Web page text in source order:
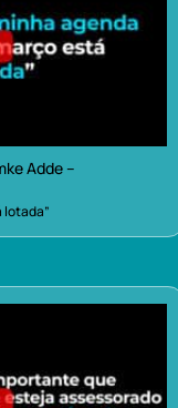
Adde –
lotada”